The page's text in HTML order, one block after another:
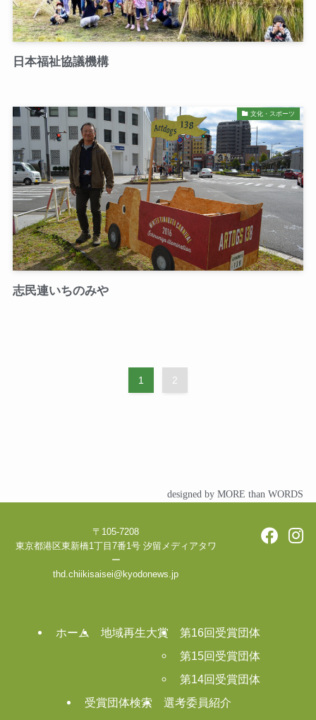
日本福祉協議機構
文化・スポーツ
志民連いちのみや
1 2
designed by MORE than WORDS
〒105-7208
東京都港区東新橋1丁目7番1号 汐留メディアタワ
ー
thd.chiikisaisei@kyodonews.jp
ホーム 地域再生大賞
第16回受賞団体
第15回受賞団体
第14回受賞団体
受賞団体検索
選考委員紹介